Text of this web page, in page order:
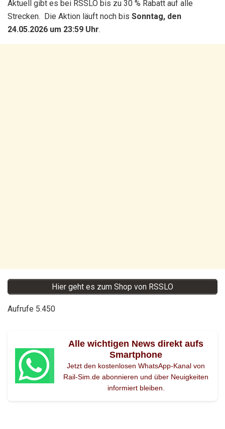
Aktuell gibt es bei RSSLO bis zu 30 % Rabatt auf alle
Strecken. Die Aktion läuft noch bis Sonntag, den
24.05.2026 um 23:59 Uhr.
Hier geht es zum Shop von RSSLO
Aufrufe 5.450
Alle wichtigen News direkt aufs
Smartphone
Jetzt den kostenlosen WhatsApp-Kanal von
Rail-Sim.de abonnieren und über Neuigkeiten
informiert bleiben.